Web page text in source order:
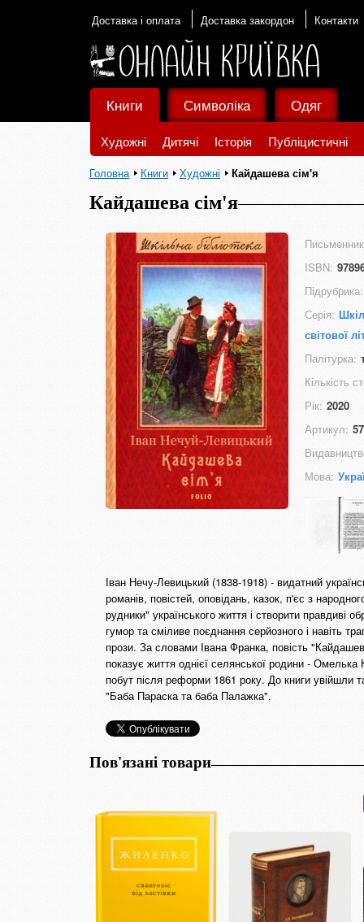
Доставка і оплата Доставка закордон Контакти
Книги
Художні Дитячі Історія Публіцистичні
Символіка Одяг
Головна Книги Художні Кайдашева сім'я
Кайдашева сім'я
ISBN:
Підрубрика:
Серія:
світової
Палітурка:
Кількість
Рік: 2020
Артикул:
Мова:
Іван Нечу-Левицький (1838-1918) - видатний
романів, повістей, оповідань, казок, п'єс з
рудники" українського життя і створити правдиві
гумор та сміливе поєднання серйозного і навіть
прози. За словами Івана Франка, повість
показує життя однієї селянської родини -
побут після реформи 1861 року. До книги увійшли
"Баба Параска та баба Палажка".
Пов'язані товари